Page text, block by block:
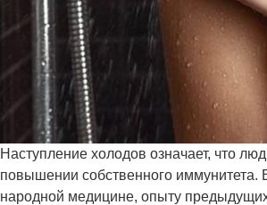
Наступление холодов означает, что
повышении собственного
народной медицине, опыту